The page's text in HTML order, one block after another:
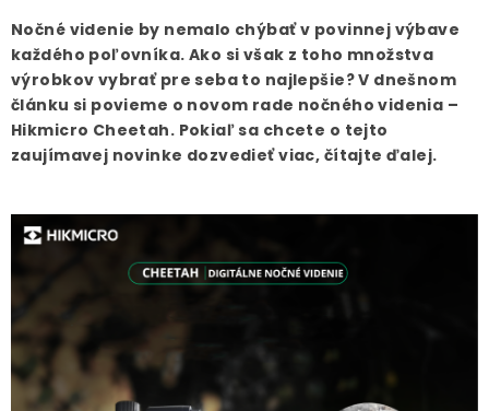
Nočné videnie by nemalo chýbať v povinnej výbave
každého poľovníka. Ako si však z toho množstva
výrobkov vybrať pre seba to najlepšie? V dnešnom
článku si povieme o novom rade nočného videnia –
Hikmicro Cheetah. Pokiaľ sa chcete o tejto
zaujímavej novinke dozvedieť viac, čítajte ďalej.